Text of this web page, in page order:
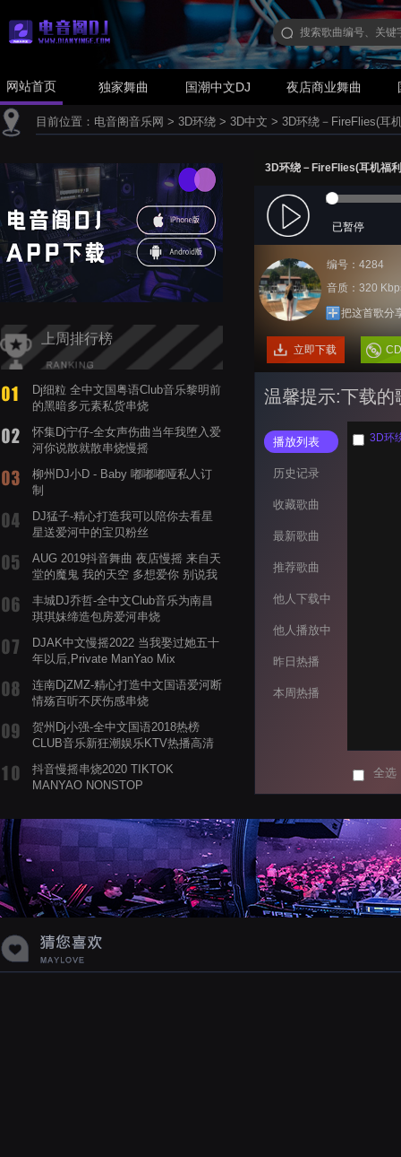
网站首页 独家舞曲 国潮中文DJ 夜店商业舞曲
目前位置： 电音阁音乐网 > 3D环绕 > 3D中文 > 3D环绕－FireFlies(耳
上周排行榜
Dj细粒 全中文国粤语Club音乐黎明前
的黑暗多元素私货串烧
怀集Dj宁仔-全女声伤曲当年我堕入爱
河你说散就散串烧慢摇
柳州DJ小D - Baby 嘟嘟嘟哑私人订
制
DJ猛子-精心打造我可以陪你去看星
星送爱河中的宝贝粉丝
AUG 2019抖音舞曲 夜店慢摇 来自天
堂的魔鬼 我的天空 多想爱你 别说我
丰城DJ乔哲-全中文Club音乐为南昌
琪琪妹缔造包房爱河串烧
DJAK中文慢摇2022 当我娶过她五十
年以后,Private ManYao Mix
连南DjZMZ-精心打造中文国语爱河断
情殇百听不厌伤感串烧
贺州Dj小强-全中文国语2018热榜
CLUB音乐新狂潮娱乐KTV热播高清
抖音慢摇串烧2020 TIKTOK
MANYAO NONSTOP
蝉爸爸妈妈爱存在夏天的风是想你的
声音啊
3D环绕－FireFlies(耳机福
已暂停
编号：4284
音质：320
把这首歌分
立即下载
温馨提示:下载的
播放列表
历史记录
收藏歌曲
最新歌曲
推荐歌曲
他人下载中
他人播放中
昨日热播
本周热播
3D环
全选